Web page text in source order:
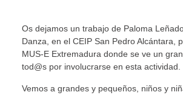
Os dejamos un trabajo de Paloma
Danza, en el CEIP San Pedro Alcántara,
MUS-E Extremadura donde se ve un
tod@s por involucrarse en esta actividad.
Vemos a grandes y pequeños, niños y